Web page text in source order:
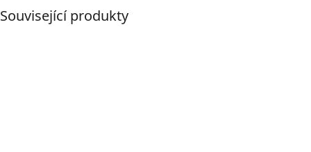
Související produkty